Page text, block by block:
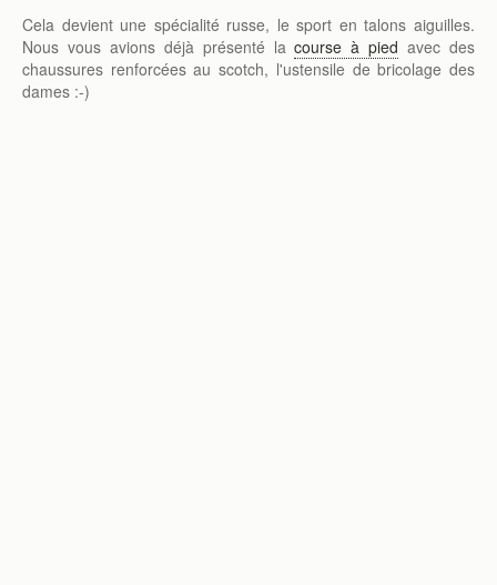
Cela devient une spécialité russe, le sport en talons aiguilles.
Nous vous avions déjà présenté lacourse à pied avec des
chaussures renforcées au scotch, l'ustensile de bricolage des
dames :-)